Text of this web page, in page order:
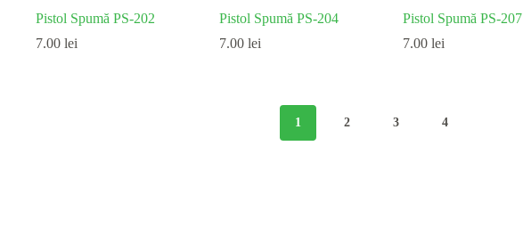
Pistol Spumă PS-202
7.00 lei
Pistol Spumă PS-204
7.00lei
Pistol Spumă PS-207
7.00lei
1 2 3 4